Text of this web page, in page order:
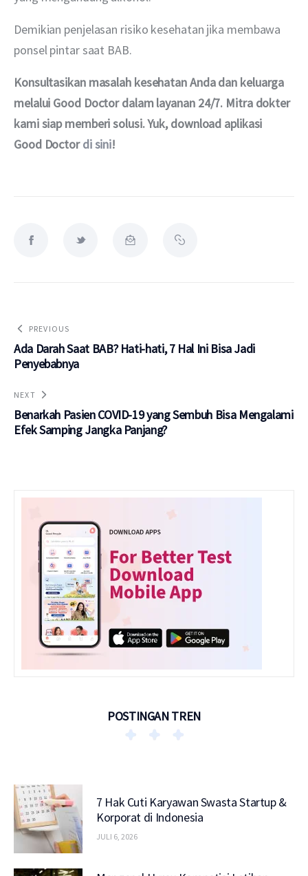
Demikian penjelasan risiko kesehatan jika membawa
ponsel pintar saat BAB.
Konsultasikan masalah kesehatan Anda dan keluarga
melalui Good Doctor dalam layanan 24/7. Mitra dokter
kami siap memberi solusi. Yuk, download aplikasi
Good Doctor di sini!
PREVIOUS
Ada Darah Saat BAB? Hati-hati, 7 Hal Ini Bisa Jadi
Penyebabnya
NEXT
Benarkah Pasien COVID-19 yang Sembuh Bisa Mengalami
Efek Samping Jangka Panjang?
POSTINGAN TREN
7 Hak Cuti Karyawan Swasta Startup &
Korporat di Indonesia
JULI 6, 2026